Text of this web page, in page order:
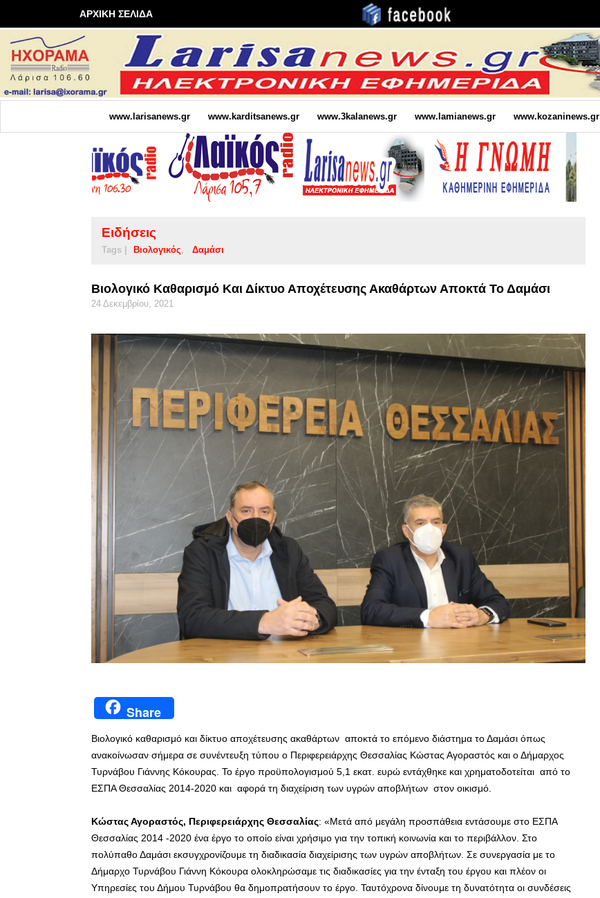
ΑΡΧΙΚΗ ΣΕΛΙΔΑ
www.larisanews.gr www.karditsanews.gr www.3kalanews.gr www.lamianews.gr www.kozaninews.gr
Ειδήσεις
Tags | Βιολογικός Δαμάσι
Βιολογικό Καθαρισμό Και Δίκτυο Αποχέτευσης Ακαθάρτων Αποκτά Το Δαμάσι
24 Δεκεμβρίου, 2021
Share
Βιολογικό καθαρισμό και δίκτυο αποχέτευσης ακαθάρτων αποκτά το επόμενο διάστημα το Δαμάσι όπως
ανακοίνωσαν σήμερα σε συνέντευξη τύπου ο Περιφερειάρχης Θεσσαλίας Κώστας Αγοραστός και ο Δήμαρχος
Τυρνάβου Γιάννης Κόκουρας. Το έργο προϋπολογισμού 5,1 εκατ. ευρώ εντάχθηκε και χρηματοδοτείται από το
ΕΣΠΑ Θεσσαλίας 2014-2020 και αφορά τη διαχείριση των υγρών αποβλήτων στον οικισμό.
Κώστας Αγοραστός, Περιφερειάρχης Θεσσαλίας: «Μετά από μεγάλη προσπάθεια εντάσουμε στο ΕΣΠΑ
Θεσσαλίας 2014 -2020 ένα έργο το οποίο είναι χρήσιμο για την τοπική κοινωνία και το περιβάλλον. Στο
πολύπαθο Δαμάσι εκσυγχρονίζουμε τη διαδικασία διαχείρισης των υγρών αποβλήτων. Σε συνεργασία με το
Δήμαρχο Τυρνάβου Γιάννη Κόκουρα ολοκληρώσαμε τις διαδικασίες για την ένταξη του έργου και πλέον οι
Υπηρεσίες του Δήμου Τυρνάβου θα δημοπρατήσουν το έργο. Ταυτόχρονα δίνουμε τη δυνατότητα οι συνδέσεις